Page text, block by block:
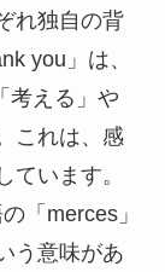
れ独自の背
you」は、
考える」や
これは、感
ています。
「merces」
う意味があ